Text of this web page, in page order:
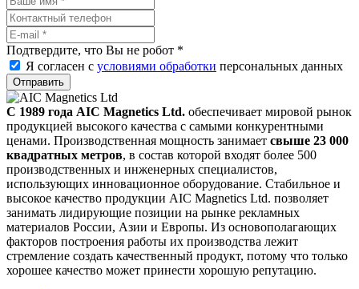
Подтвердите, что Вы не робот *
Я согласен с условиями обработки персональных данных
Отправить
С 1989 года AIC Magnetics Ltd. обеспечивает мировой рынок
продукцией высокого качества с самыми конкурентными
ценами. Производственная мощность занимает свыше 23 000
квадратных метров, в состав которой входят более 500
производственных и инженерных специалистов,
использующих инновационное оборудование. Стабильное и
высокое качество продукции AIC Magnetics Ltd. позволяет
занимать лидирующие позиции на рынке рекламных
материалов России, Азии и Европы. Из основополагающих
факторов построения работы их производства лежит
стремление создать качественный продукт, потому что только
хорошее качество может принести хорошую репутацию.